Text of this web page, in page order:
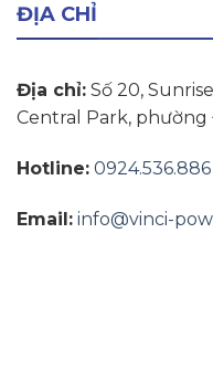
ĐỊA CHỈ
Địa chỉ: Số 20,
Central Park, phường
Hotline: 0924.536.886
Email: info@vinci-